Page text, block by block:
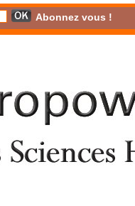
Abonnez vous !